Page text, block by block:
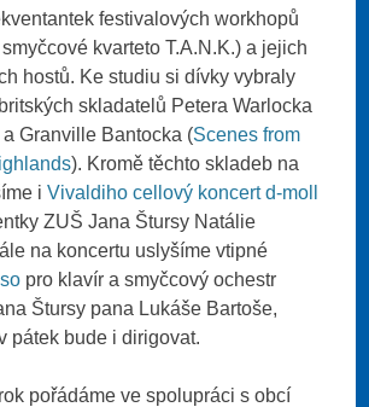
festivalových workhopů
kvarteto T.A.N.K.) a jejich
hostů. Ke studiu si dívky vybraly
skladatelů Petera Warlocka
a Granville Bantocka (Scenes from
). Kromě těchto skladeb na
iVivaldiho cellový koncert d-moll
ZUŠ Jana Štursy Natálie
na koncertu uslyšíme vtipné
pro klavír a smyčcový ochestr
Štursy pana Lukáše Bartoše,
pátek bude i dirigovat.
pořádáme ve spolupráci s obcí